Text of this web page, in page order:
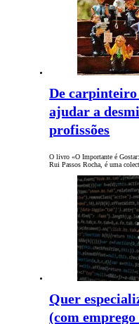
De
ajudar a
profissões
O livro «O Importante é
Rui Passos Rocha, é uma
Quer
(com